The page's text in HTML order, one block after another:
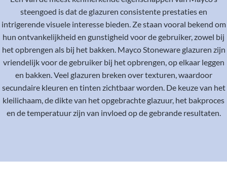
steengoed is dat de glazuren consistente prestaties en
intrigerende visuele interesse bieden. Ze staan vooral bekend om
hun ontvankelijkheid en gunstigheid voor de gebruiker, zowel bij
het opbrengen als bij het bakken. Mayco Stoneware glazuren zijn
vriendelijk voor de gebruiker bij het opbrengen, op elkaar leggen
en bakken. Veel glazuren breken over texturen, waardoor
secundaire kleuren en tinten zichtbaar worden. De keuze van het
kleilichaam, de dikte van het opgebrachte glazuur, het bakproces
en de temperatuur zijn van invloed op de gebrande resultaten.